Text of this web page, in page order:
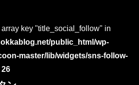
key "title_social_follow" in
public_html/wp-
master/lib/widgets/sns-follow-
26